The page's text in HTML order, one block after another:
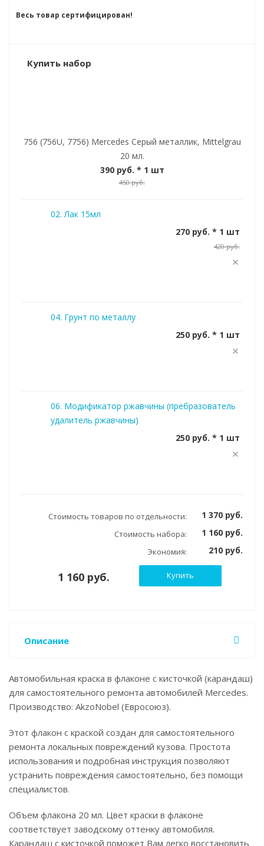
Весь товар сертифицирован!
Купить набор
756 (756U, 7756) Mercedes Серый металлик, Mittelgrau
20 мл.
390 руб. * 1 шт
450 руб.
02. Лак 15мл
270 руб. * 1 шт
420 руб.
04. Грунт по металлу
250 руб. * 1 шт
06. Модификатор ржавчины (пребразователь
удалитель ржавчины)
250 руб. * 1 шт
Стоимость товаров по отдельности: 1 370 руб.
Стоимость набора: 1 160 руб.
Экономия: 210 руб.
1 160 руб. Купить
Описание
Автомобильная краска в флаконе с кисточкой (карандаш)
для самостоятельного ремонта автомобилей Mercedes.
Производство: AkzoNobel (Евросоюз).
Этот флакон с краской создан для самостоятельного
ремонта локальных повреждений кузова. Простота
использования и подробная инструкция позволяют
устранить повреждения самостоятельно, без помощи
специалистов.
Объем флакона 20 мл. Цвет краски в флаконе
соответствует заводскому оттенку автомобиля.
Карандаш с кисточкой поможет Вам легко восстановить